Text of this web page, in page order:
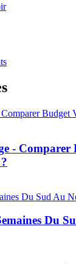
- Comparer
Du